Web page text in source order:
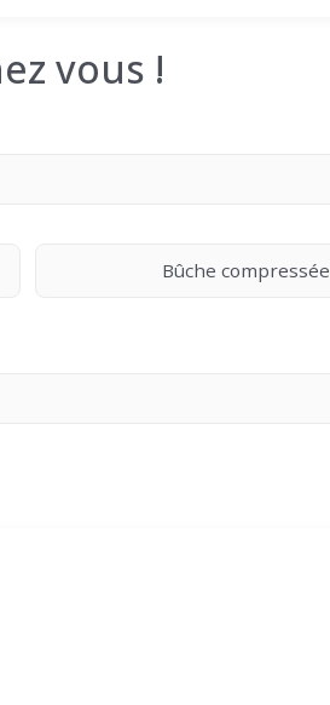
vous !
Bûche compressée